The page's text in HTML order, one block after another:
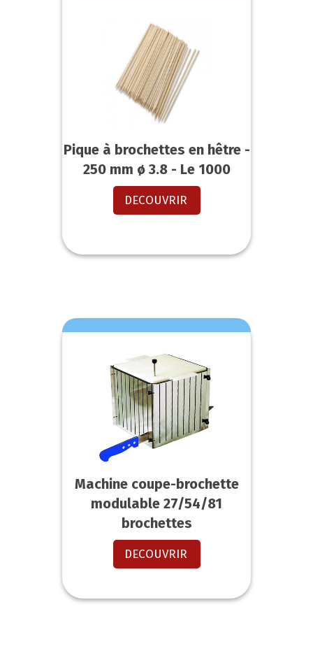
Pique à brochettes en hêtre -
250 mm ø 3.8 - Le 1000
DECOUVRIR
Machine coupe-brochette
modulable 27/54/81
brochettes
DECOUVRIR